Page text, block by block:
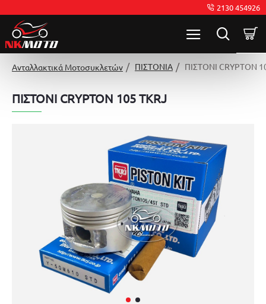
2130 454926
Ανταλλακτικά Μοτοσυκλετών ΠΙΣΤΟΝΙΑ ΠΙΣΤΟΝΙ CRYPTON
ΠΙΣΤΟΝΙ CRYPTON 105 TKRJ